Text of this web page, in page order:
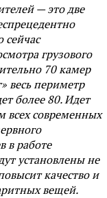
— это две
сейчас
грузового
70 камер
весь периметр
более 80. Идет
всех современных
в работе
установлены не
качество и
вещей.